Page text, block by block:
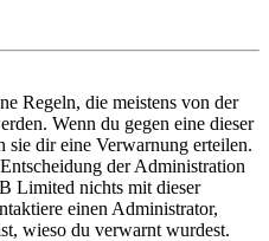
Regeln, die meistens von der
Wenn du gegen eine dieser
sie dir eine Verwarnung erteilen.
der Administration
Limited nichts mit dieser
einen Administrator,
wieso du verwarnt wurdest.